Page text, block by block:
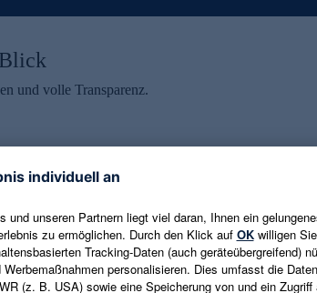
und volle Transparenz.
Trends,
ist jederzeit in
E-Mail-Adresse eingeben